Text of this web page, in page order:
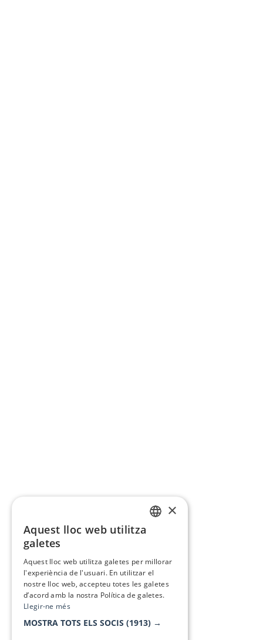
×
Aquest lloc web utilitza
galetes
Aquest lloc web utilitza galetes per millorar
l'experiència de l'usuari. En utilitzar el
nostre lloc web, accepteu totes les galetes
d’acord amb la nostra Política de galetes.
Llegir-ne més
MOSTRA TOTS ELS SOCIS (1913) →